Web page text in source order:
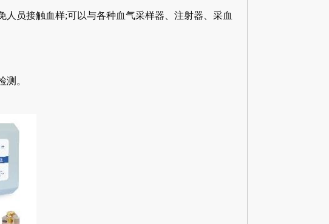
员接触血样;可以与各种血气采样器、注射器、采血
。